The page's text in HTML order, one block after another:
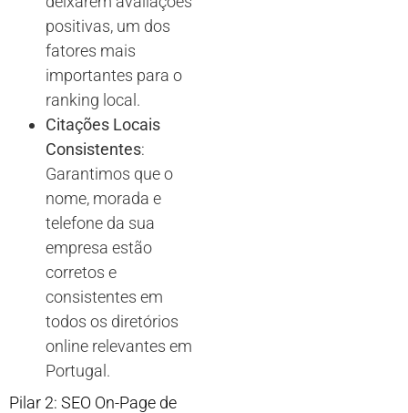
positivas, um dos
fatores mais
importantes para o
ranking local.
Citações Locais
Consistentes:
Garantimos que o
nome, morada e
telefone da sua
empresa estão
corretos e
consistentes em
todos os diretórios
online relevantes em
Portugal.
Pilar 2: SEO On-Page de